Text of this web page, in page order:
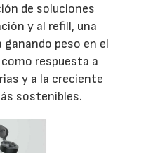
de soluciones
y al refill, una
peso en el
respuesta a
y a la creciente
sostenibles.